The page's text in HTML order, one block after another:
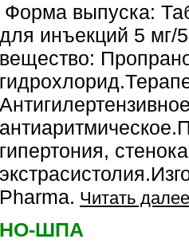
Форма выпуска:
для инъекций 5
вещество:
гипертония,
Pharma. Читать
НО-ШПА